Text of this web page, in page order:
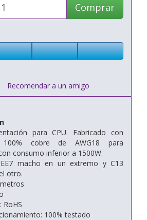
Comprar
Recomendar a un amigo
para CPU. Fabricado con
100% cobre de AWG18 para
consumo inferior a 1500W.
macho en un extremo y C13
otro.
RoHS
100% testado